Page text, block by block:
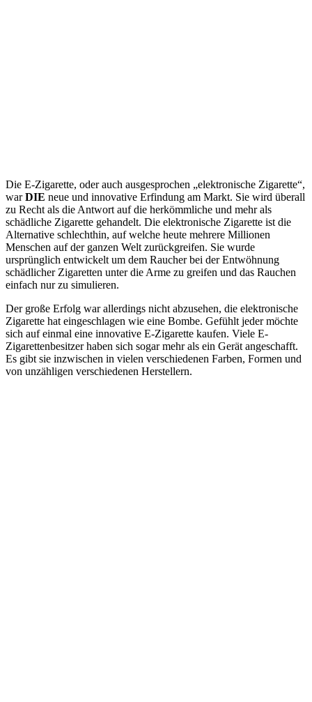
Die E-Zigarette, oder auch ausgesprochen „elektronische Zigarette“,
warDIE neue und innovative Erfindung am Markt. Sie wird überall
zu Recht als die Antwort auf die herkömmliche und mehr als
schädliche Zigarette gehandelt. Die elektronische Zigarette ist die
Alternative schlechthin, auf welche heute mehrere Millionen
Menschen auf der ganzen Welt zurückgreifen. Sie wurde
ursprünglich entwickelt um dem Raucher bei der Entwöhnung
schädlicher Zigaretten unter die Arme zu greifen und das Rauchen
einfach nur zu simulieren.
Der große Erfolg war allerdings nicht abzusehen, die elektronische
Zigarette hat eingeschlagen wie eine Bombe. Gefühlt jeder möchte
sich auf einmal eine innovative E-Zigarette kaufen. Viele E-
Zigarettenbesitzer haben sich sogar mehr als ein Gerät angeschafft.
Es gibt sie inzwischen in vielen verschiedenen Farben, Formen und
von unzähligen verschiedenen Herstellern.